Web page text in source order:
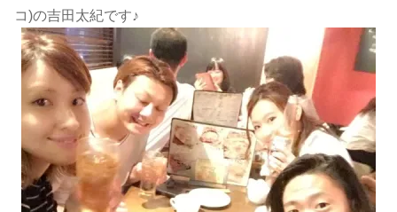
コ)の吉田太紀です♪